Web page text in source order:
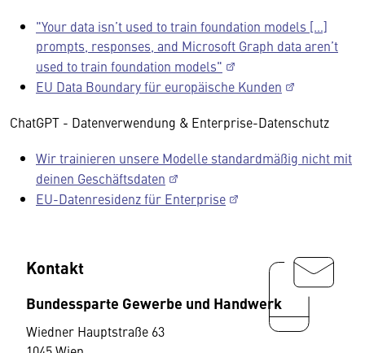
"Your data isn’t used to train foundation models […]
prompts, responses, and Microsoft Graph data aren’t
used to train foundation models"
EU Data Boundary für europäische Kunden
ChatGPT - Datenverwendung & Enterprise-Datenschutz
Wir trainieren unsere Modelle standardmäßig nicht mit
deinen Geschäftsdaten
EU-Datenresidenz für Enterprise
Kontakt
Bundessparte Gewerbe und Handwerk
Wiedner Hauptstraße 63